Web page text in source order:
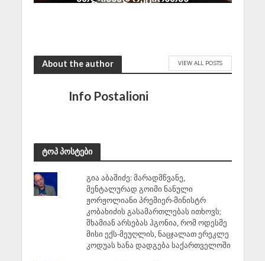
About the author VIEW ALL POSTS
Info Postalioni
ტოპ პოსტები
გია აბაშიძე: მარადმწვანე,
მენტალურად გოიმი ნანული
ჟორჟოლიანი პრემიერ-მინისტრ
კობახიძის გასამართლებას ითხოვს;
შხამიან არსებას ჰგონია, რომ ოდესმე
მისი ექს-მეუღლის, ნაცჯალათ ერეკლე
კოდუას ხანა დადგება საქართველოში